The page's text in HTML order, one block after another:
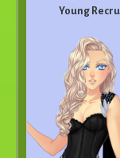
Young